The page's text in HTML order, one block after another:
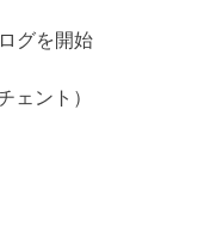
グを開始
ェント）